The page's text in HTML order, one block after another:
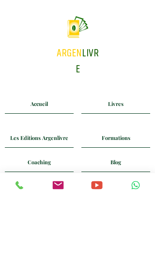
ARGENLIVR
E
Accueil Livres
Les Editions Argenlivre
Coaching
Formations
Blog
Whatsapp